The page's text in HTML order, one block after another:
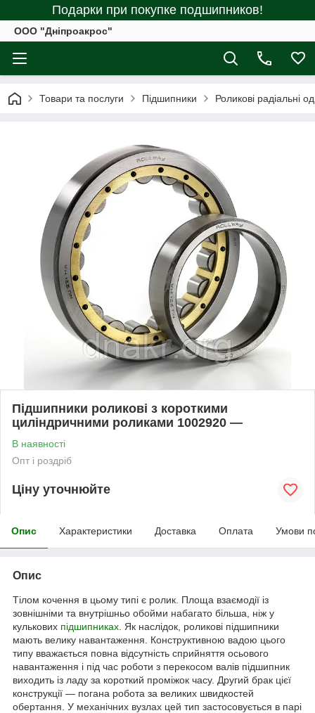
Подарки при покупке подшипников!
ООО "Дніпроакрос"
Товари та послуги Підшипники Роликові радіальні
Підшипники роликові з короткими
циліндричними роликами 1002920 —
В наявності
Опт і роздріб
Ціну уточнюйте
Опис Характеристики Доставка Оплата Умови
Опис
Тілом кочення в цьому типі є ролик. Площа взаємодії із
зовнішніми та внутрішньо обойми набагато більша, ніж у
кулькових підшипниках . Як наслідок, роликові підшипники
мають велику навантаження. Конструктивною вадою цього
типу вважається повна відсутність сприйняття осьового
навантаження і під час роботи з перекосом валів підшипник
виходить із ладу за короткий проміжок часу. Другий брак цієї
конструкції — погана робота за великих швидкостей
обертання. У механічних вузлах цей тип застосовується в парі